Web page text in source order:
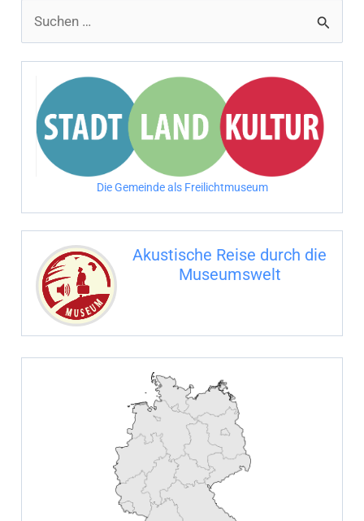
u
c
Die Gemeinde als Freilichtmuseum
MUSEUM
Akustische Reise durch die
Museumswelt